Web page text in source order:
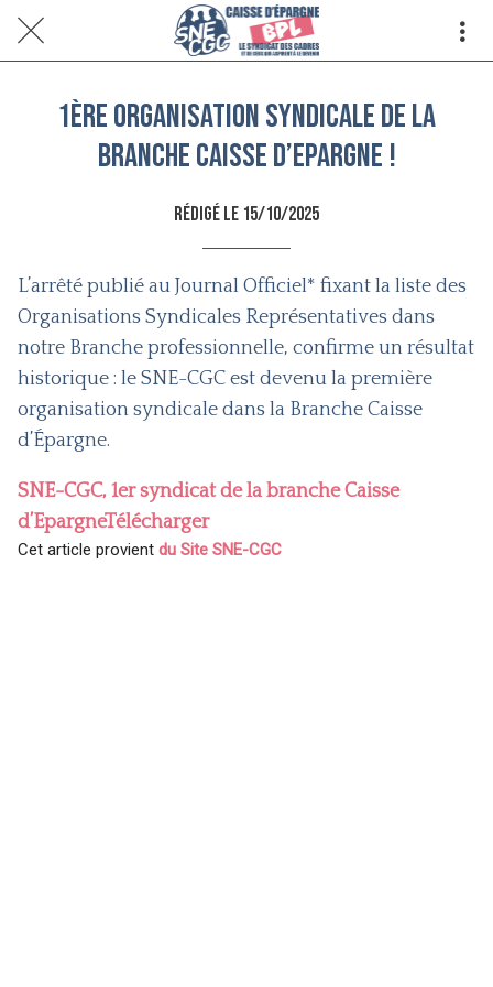
1ère organisation syndicale de la
branche Caisse d’Epargne !
Rédigé le 15/10/2025
L’arrêté publié au Journal Officiel* fixant la liste des
Organisations Syndicales Représentatives dans
notre Branche professionnelle, confirme un résultat
historique : le SNE-CGC est devenu la première
organisation syndicale dans la Branche Caisse
d’Épargne.
SNE-CGC, 1er syndicat de la branche Caisse
d’EpargneTélécharger
Cet article provient du Site SNE-CGC